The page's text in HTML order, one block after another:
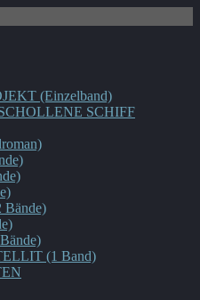
(Einzelband)
SCHIFF
Bände)
(1 Band)